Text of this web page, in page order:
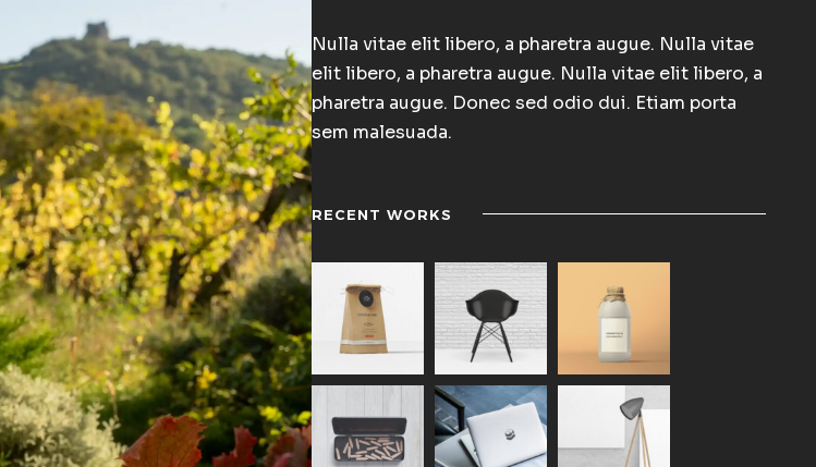
Nulla vitae elit libero, a pharetra augue. Nulla vitae
elit libero, a pharetra augue. Nulla vitae elit libero, a
pharetra augue. Donec sed odio dui. Etiam porta
sem malesuada.
RECENT WORKS